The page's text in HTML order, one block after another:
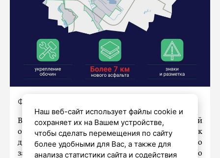
Фото:
Во Всеволожском районе Ленинградской
области планируется отремонтировать участок
дороги от Мельничного Ручья до Кирпичного
завода. Дорожники в рамках национального
Наш веб-сайт использует файлы cookie и
сохраняет их на Вашем устройстве,
чтобы сделать перемещения по сайту
более удобными для Вас, а также для
анализа статистики сайта и содействия